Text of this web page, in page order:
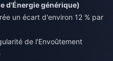
d'Énergie générique)
un écart d'environ 12 % par
de l'Envoûtement